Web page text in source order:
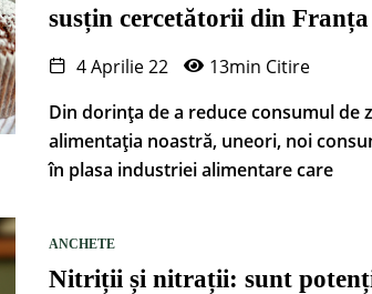
susțin cercetătorii din Franța
4 Aprilie 22
13min Citire
Din dorința de a reduce consumul de
alimentația noastră, uneori, noi
în plasa industriei alimentare care
ANCHETE
Nitriții și nitrații: sunt